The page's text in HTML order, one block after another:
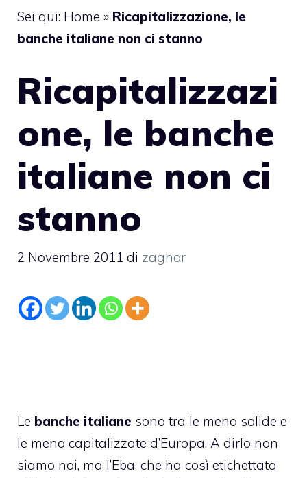
Sei qui: Home » Ricapitalizzazione, le
banche italiane non ci stanno
Ricapitalizzazi
one, le banche
italiane non ci
stanno
2 Novembre 2011 di zaghor
Le banche italiane sono tra le meno solide e
le meno capitalizzate d’Europa. A dirlo non
siamo noi, ma l’Eba, che ha così etichettato